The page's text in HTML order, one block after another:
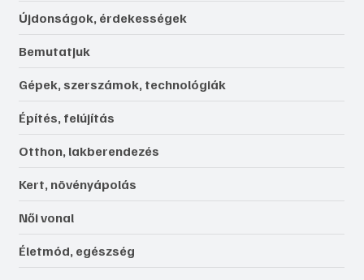
Újdonságok, érdekességek
Bemutatjuk
Gépek, szerszámok, technológiák
Építés, felújítás
Otthon, lakberendezés
Kert, növényápolás
Női vonal
Életmód, egészség